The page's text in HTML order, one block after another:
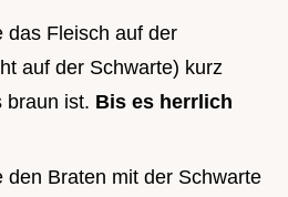
das Fleisch auf der
auf der Schwarte) kurz
braun ist. Bis es herrlich
den Braten mit der Schwarte